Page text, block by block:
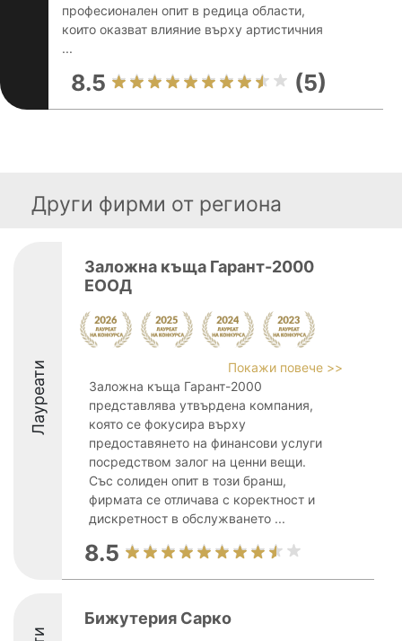
професионален опит в редица области,
които оказват влияние върху артистичния
...
8.5 (5)
Други фирми от региона
Лауреати
Заложна къща Гарант-2000
ЕООД
Покажи повече >>
Заложна къща Гарант-2000
представлява утвърдена компания,
която се фокусира върху
предоставянето на финансови услуги
посредством залог на ценни вещи.
Със солиден опит в този бранш,
фирмата се отличава с коректност и
дискретност в обслужването ...
8.5
Бижутерия Сарко